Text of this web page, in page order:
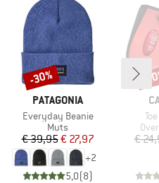
MERK
PATAGONIA
Artikel
Everyday Beanie
Productgroep
Muts
Prijs
€ 39,95Verlaagde prijs
€ 27,97
+2
5,0(8)
Korting
-30%
€
-